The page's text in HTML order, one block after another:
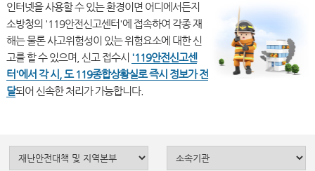
인터넷을 사용할 수 있는 환경이면 어디에서든지
소방청의 '119안전신고센터'에 접속하여 각종 재
해는 물론 사고위험성이 있는 위험요소에 대한 신
고를 할 수 있으며, 신고 접수시 '119안전신고센
터'에서 각 시, 도 119종합상황실로 즉시 정보가 전
달